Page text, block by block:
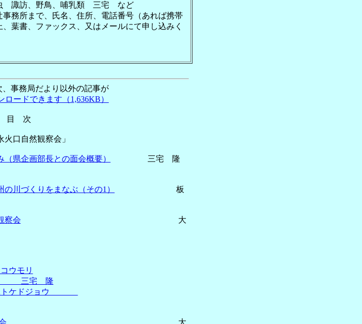
訪、野鳥、哺乳類 三宅 など
務所まで、氏名、住所、電話番号（あれば携帯
葉書、ファックス、又はメールにて申し込みく
事務局だより以外の記事が
ロードできます（1,636KB）
目 次
口自然観察会」
県企画部長との面会概要） 三宅 隆
川づくりをまなぶ（その1）
板
察会 大
ウモリ
ホトケドジョウ
大